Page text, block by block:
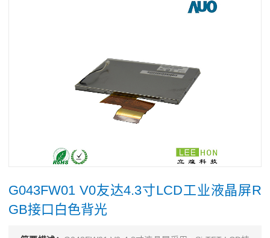
G043FW01 V0友达4.3寸LCD工业液晶屏R
GB接口白色背光